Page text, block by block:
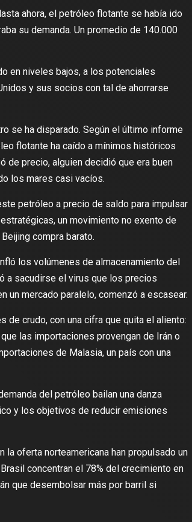
ahora, el petróleo flotante se había ido
su demanda. Un promedio de 140.000
en niveles bajos, a los potenciales
y sus socios con tal de ahorrarse
se ha disparado. Según el último informe
flotante ha caído a mínimos históricos
de precio, alguien decidió que era buen
los mares casi vacíos.
petróleo a precio de saldopara impulsar
un movimiento no exento de
compra barato.
los volúmenes de almacenamiento del
a sacudirse el virus que los precios
un mercado paralelo, comenzó a escasear.
de crudo, con una cifra que quita el aliento:
las importaciones provengan de Irán o
de Malasia, un país con una
del petróleo bailan una danza
y los objetivos de reducir emisiones
oferta norteamericana han propulsado un
concentran el 78% del crecimiento en
que desembolsar más por barril si